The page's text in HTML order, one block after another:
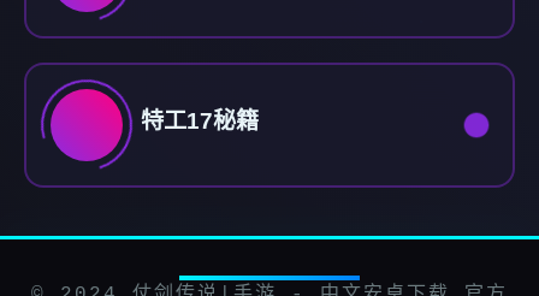
特工17秘籍